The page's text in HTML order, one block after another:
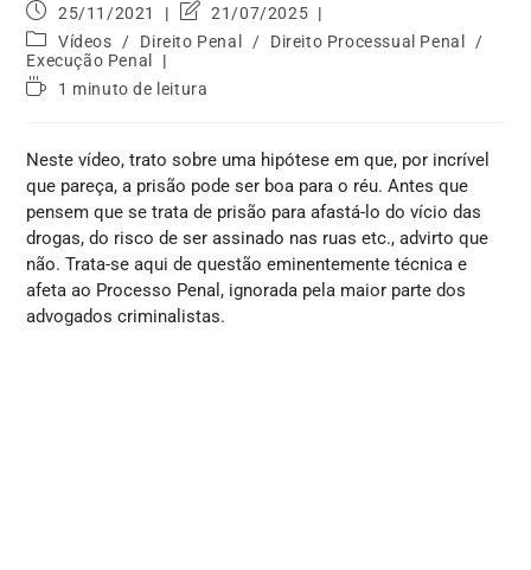
25/11/2021
21/07/2025
Vídeos
/ Direito Penal / Direito Processual Penal
/
Execução Penal
1 minuto de leitura
Neste vídeo, trato sobre uma hipótese em que, por incrível
que pareça, a prisão pode ser boa para o réu. Antes que
pensem que se trata de prisão para afastá-lo do vício das
drogas, do risco de ser assinado nas ruas etc., advirto que
não. Trata-se aqui de questão eminentemente técnica e
afeta ao Processo Penal, ignorada pela maior parte dos
advogados criminalistas.